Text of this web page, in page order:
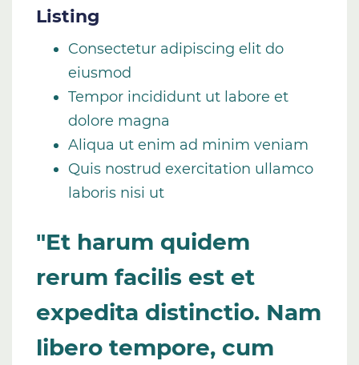
Listing
Consectetur adipiscing elit do
eiusmod
Tempor incididunt ut labore et
dolore magna
Aliqua ut enim ad minim veniam
Quis nostrud exercitation ullamco
laboris nisi ut
"Et harum quidem
rerum facilis est et
expedita distinctio. Nam
libero tempore, cum